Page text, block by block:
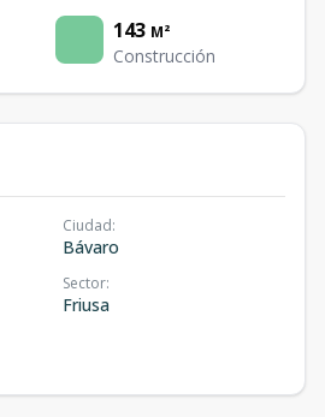
143 M²
Construcción
Ciudad:
Bávaro
Sector:
Friusa